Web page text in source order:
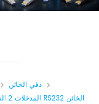
دفي الخائن
DTECH .بيع عالية الجودة الساخن 1x2 1 المدخلات 2 الناتج 2 ميناء RS232 الخائن